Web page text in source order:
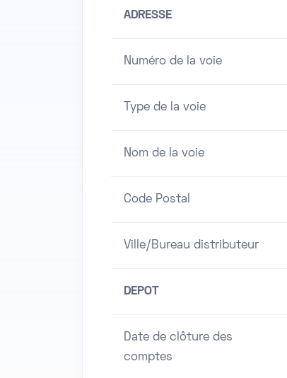
ADRESSE
Numéro de la voie
Type de la voie
Nom de la voie
Code Postal
Ville/Bureau distributeur
DEPOT
Date de clôture des
comptes